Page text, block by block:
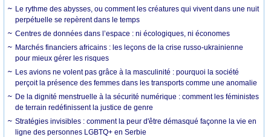
Le rythme des abysses, ou comment les créatures qui vivent dans une nuit
perpétuelle se repèrent dans le temps
Centres de données dans l’espace : ni écologiques, ni économes
Marchés financiers africains : les leçons de la crise russo-ukrainienne
pour mieux gérer les risques
Les avions ne volent pas grâce à la masculinité : pourquoi la société
perçoit la présence des femmes dans les transports comme une anomalie
De la dignité menstruelle à la sécurité numérique : comment les féministes
de terrain redéfinissent la justice de genre
Stratégies invisibles : comment la peur d'être démasqué façonne la vie en
ligne des personnes LGBTQ+ en Serbie